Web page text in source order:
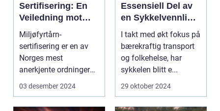
Sertifisering: En
Veiledning mot
Bærekraftig Drift
Miljøfyrtårn-
sertifisering er en av
Norges mest
anerkjente ordninger
for virksomheter s...
03 desember 2024
Essensiell Del av
en Sykkelvennlig
By
I takt med økt fokus på
bærekraftig transport
og folkehelse, har
sykkelen blitt e...
29 oktober 2024